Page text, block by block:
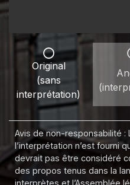
Original
(sans
interprétation)
Avis de non-responsabilité :
l’interprétation n’est fourni
devrait pas être considéré
des propos tenus dans la